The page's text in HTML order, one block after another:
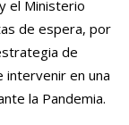
el Ministerio
de espera, por
de
en una
la Pandemia.